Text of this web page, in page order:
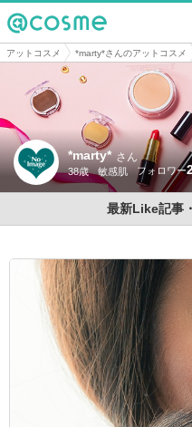
@cosme
アットコスメ *marty*さんのアットコスメ
*marty* さん
38歳 敏感肌
最新Like記事